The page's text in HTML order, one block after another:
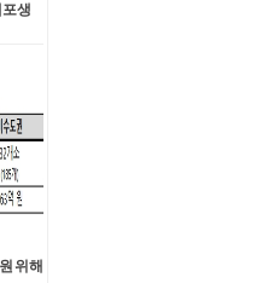
생
위해